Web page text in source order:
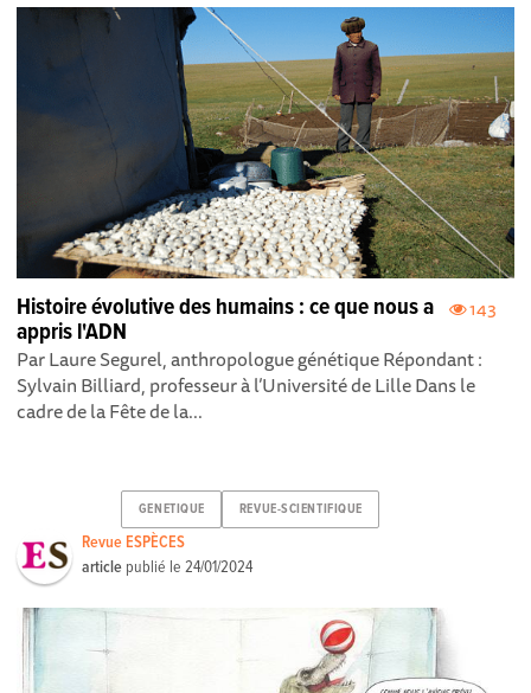
143
Histoire évolutive des humains : ce que nous a
appris l'ADN
Par Laure Segurel, anthropologue génétique Répondant :
Sylvain Billiard, professeur à l’Université de Lille Dans le
cadre de la Fête de la...
GENETIQUE REVUE-SCIENTIFIQUE
Revue ESPÈCES
article publié le24/01/2024